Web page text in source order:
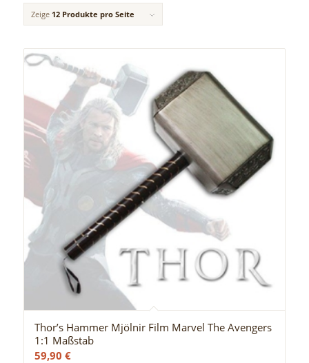
Zeige 12 Produkte pro Seite
Thor’s Hammer Mjölnir Film Marvel The Avengers
1:1 Maßstab
59,90 €